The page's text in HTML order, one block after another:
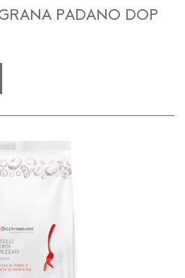
PADANO DOP